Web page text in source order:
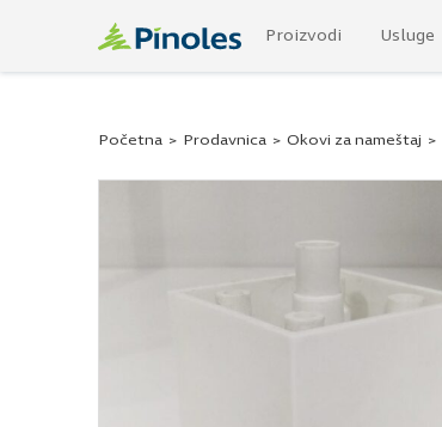
Proizvodi Usluge
Početna > Prodavnica > Okovi za nameštaj >